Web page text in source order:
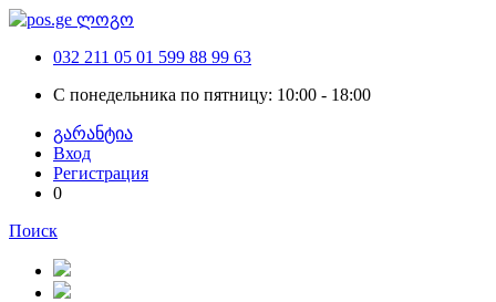
032 211 05 01 599 88 99 63
С понедельника по пятницу: 10:00 - 18:00
გარანტია
Вход
Регистрация
0
Поиск